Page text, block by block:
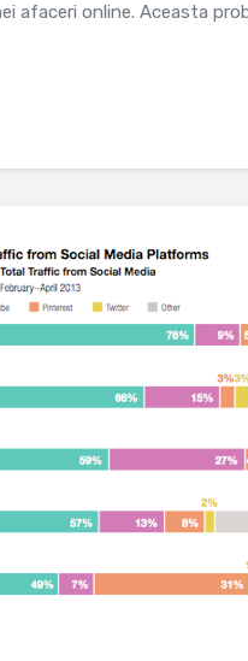
afaceri online. Aceasta